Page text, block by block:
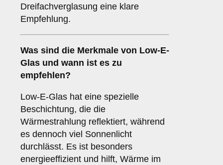
Dreifachverglasung eine klare
Empfehlung.
Was sind die Merkmale von Low-E-
Glas und wann ist es zu
empfehlen?
Low-E-Glas hat eine spezielle
Beschichtung, die die
Wärmestrahlung reflektiert, während
es dennoch viel Sonnenlicht
durchlässt. Es ist besonders
energieeffizient und hilft, Wärme im